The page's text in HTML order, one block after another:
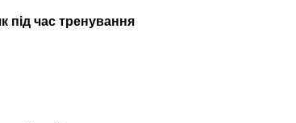
під час тренування